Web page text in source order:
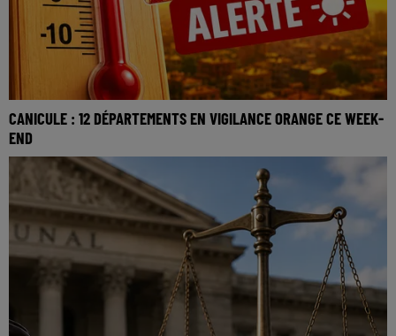
CANICULE : 12 DÉPARTEMENTS EN VIGILANCE ORANGE CE WEEK-
END